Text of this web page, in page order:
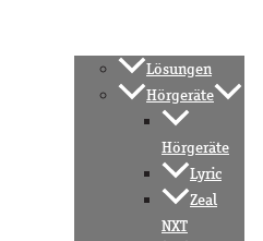
Lösungen
Hörgeräte
Hörgeräte
Lyric
Zeal
NXT